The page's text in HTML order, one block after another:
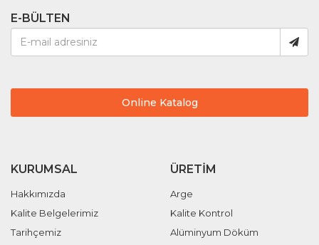
E-BÜLTEN
Online Katalog
KURUMSAL
Hakkımızda
Kalite Belgelerimiz
Tarihçemiz
ÜRETIM
Arge
Kalite Kontrol
Alüminyum Döküm